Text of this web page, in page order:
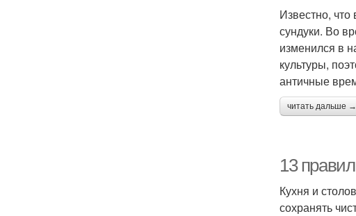
Известно,
сундуки. Во
изменился в
культуры,
античные
читать дальше →
13
Кухня и
сохранять